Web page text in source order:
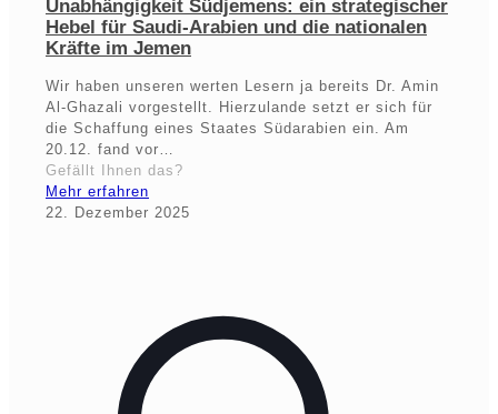
Unabhängigkeit Südjemens: ein strategischer
Hebel für Saudi-Arabien und die nationalen
Kräfte im Jemen
Wir haben unseren werten Lesern ja bereits Dr. Amin
Al-Ghazali vorgestellt. Hierzulande setzt er sich für
die Schaffung eines Staates Südarabien ein. Am
20.12. fand vor…
Gefällt Ihnen das?
Mehr erfahren
22. Dezember 2025